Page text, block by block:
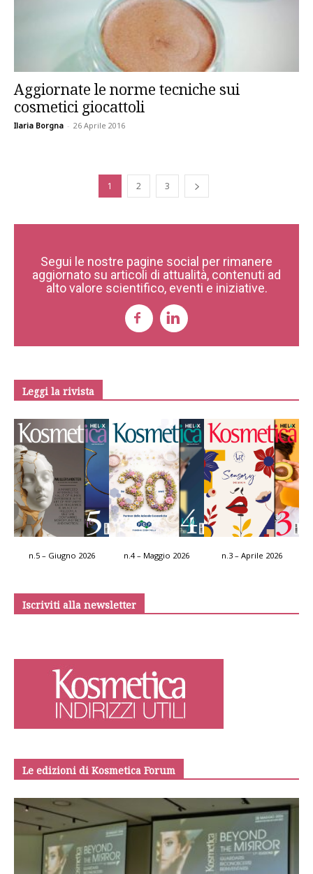
Aggiornate le norme tecniche sui
cosmetici giocattoli
Ilaria Borgna - 26 Aprile 2016
1 2 3
Segui le nostre pagine social per rimanere
aggiornato su articoli di attualità, contenuti ad
alto valore scientifico, eventi e iniziative.
Leggi la rivista
n.5 – Giugno 2026 n.4 – Maggio 2026 n.3 – Aprile 2026
Iscriviti alla newsletter
Le edizioni di Kosmetica Forum